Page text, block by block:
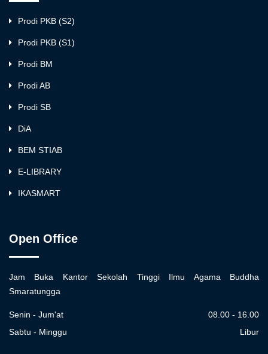
Prodi PKB (S2)
Prodi PKB (S1)
Prodi BM
Prodi AB
Prodi SB
DiA
BEM STIAB
E-LIBRARY
IKASMART
Open Office
Jam Buka Kantor Sekolah Tinggi Ilmu Agama Buddha
Smaratungga
Senin - Jum'at
08.00 - 16.00
Sabtu - Minggu
Libur